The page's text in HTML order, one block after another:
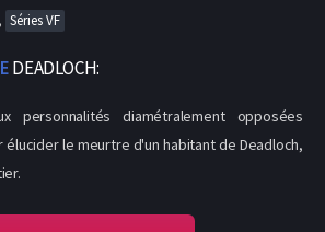
, Séries VF
DEADLOCH:
personnalités diamétralement opposées
le meurtre d'un habitant de Deadloch,